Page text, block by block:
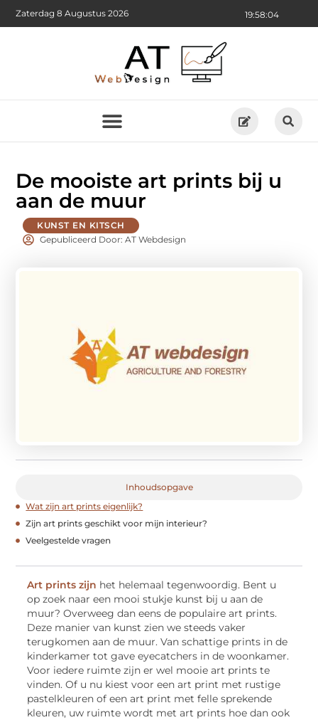
19:58:05
Zaterdag 8 Augustus 2026
De mooiste art prints bij u
aan de muur
KUNST EN KITSCH
Gepubliceerd Door: AT Webdesign
Inhoudsopgave
Wat zijn art prints eigenlijk?
Zijn art prints geschikt voor mijn interieur?
Veelgestelde vragen
Art prints zijn het helemaal tegenwoordig. Bent u
op zoek naar een mooi stukje kunst bij u aan de
muur? Overweeg dan eens de populaire art prints.
Deze manier van kunst zien we steeds vaker
terugkomen aan de muur. Van schattige prints in de
kinderkamer tot gave eyecatchers in de woonkamer.
Voor iedere ruimte zijn er wel mooie art prints te
vinden. Of u nu kiest voor een art print met rustige
pastelkleuren of een art print met felle sprekende
kleuren, uw ruimte wordt met art prints hoe dan ook